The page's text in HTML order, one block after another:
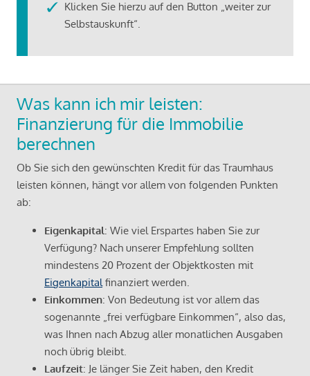
Klicken Sie hierzu auf den Button „weiter zur
Selbstauskunft“.
Was kann ich mir leisten:
Finanzierung für die Immobilie
berechnen
Ob Sie sich den gewünschten Kredit für das Traumhaus
leisten können, hängt vor allem von folgenden Punkten
ab:
Eigenkapital: Wie viel Erspartes haben Sie zur
Verfügung? Nach unserer Empfehlung sollten
mindestens 20 Prozent der Objektkosten mit
Eigenkapital finanziert werden.
Einkommen: Von Bedeutung ist vor allem das
sogenannte „frei verfügbare Einkommen“, also das,
was Ihnen nach Abzug aller monatlichen Ausgaben
noch übrig bleibt.
Laufzeit: Je länger Sie Zeit haben, den Kredit